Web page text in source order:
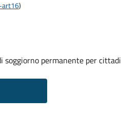
)
soggiorno permanente per